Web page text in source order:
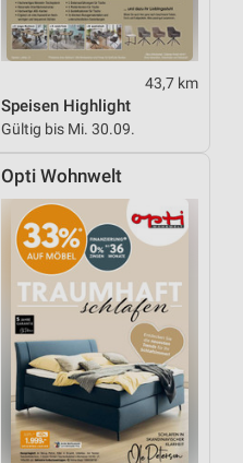
43,7 km
Speisen Highlight
Gültig bis Mi. 30.09.
Opti Wohnwelt